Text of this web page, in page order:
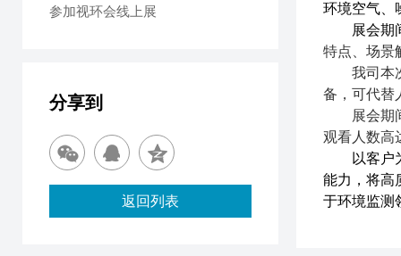
环境空气、
展会期
特点、场景
我司本
备，可代替
展会期
观看人数高
以客户
能力，将高
于环境监测
参加视环会线上展
分享到
返回列表